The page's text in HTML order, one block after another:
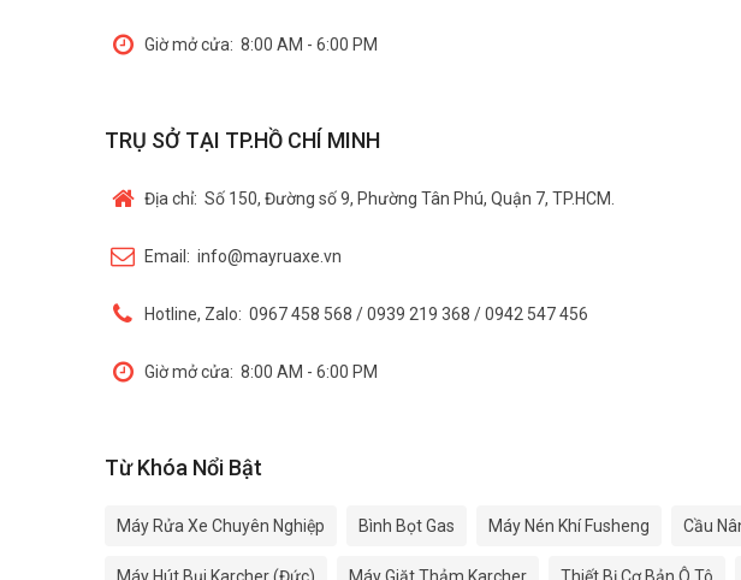
Giờ mở cửa: 8:00 AM - 6:00 PM
TRỤ SỞ TẠI TP.HỒ CHÍ MINH
Địa chỉ: Số 150, Đường số 9, Phường Tân Phú, Quận 7, TP.HCM.
Email: info@mayruaxe.vn
Hotline, Zalo: 0967 458 568 / 0939 219 368 / 0942 547 456
Giờ mở cửa: 8:00 AM - 6:00 PM
Từ Khóa Nổi Bật
Máy Rửa Xe Chuyên Nghiệp Bình Bọt Gas Máy Nén Khí Fusheng Cầu